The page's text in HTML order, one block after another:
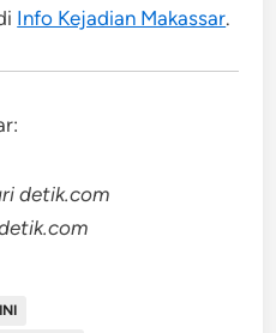
Info Kejadian Makassar.
detik.com